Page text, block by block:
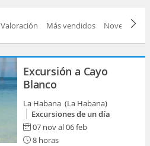
Valoración Más vendidos Novedad
Excursión a Cayo
Blanco
La Habana (La Habana)
Excursiones de un día
07 nov al 06 feb
8 horas